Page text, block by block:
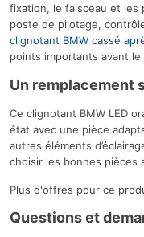
fixation, le faisceau et les
poste de pilotage,
clignotant BMW cassé
points importants avant le
Un remplacement
Ce clignotant BMW LED
état avec une pièce
autres éléments
choisir les bonnes pièces
Plus d'offres pour ce
Questions et